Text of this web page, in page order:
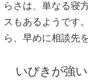
らさは、単なる寝
スもあるようです
ら、早めに相談先
いびきが強